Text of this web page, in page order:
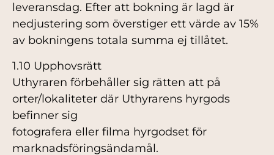
leveransdag. Efter att bokning är lagd är
nedjustering som överstiger ett värde av 15%
av bokningens totala summa ej tillåtet.
1.10 Upphovsrätt
Uthyraren förbehåller sig rätten att på
orter/lokaliteter där Uthyrarens hyrgods
befinner sig
fotografera eller filma hyrgodset för
marknadsföringsändamål.